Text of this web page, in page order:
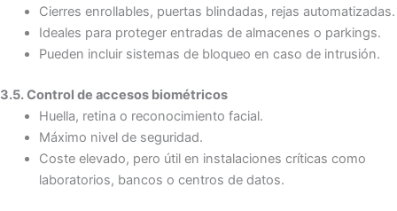
Cierres enrollables, puertas blindadas, rejas automatizadas.
Ideales para proteger entradas de almacenes o parkings.
Pueden incluir sistemas de bloqueo en caso de intrusión.
3.5. Control de accesos biométricos
Huella, retina o reconocimiento facial.
Máximo nivel de seguridad.
Coste elevado, pero útil en instalaciones críticas como
laboratorios, bancos o centros de datos.